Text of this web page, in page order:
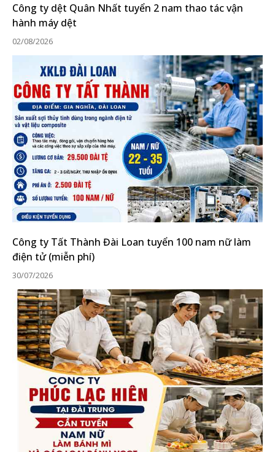
Công ty dệt Quân Nhất tuyển 2 nam thao tác vận
hành máy dệt
02/08/2026
Công ty Tất Thành Đài Loan tuyển 100 nam nữ làm
điện tử (miễn phí)
30/07/2026